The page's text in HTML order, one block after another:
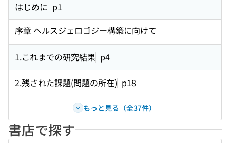
はじめに p1
序章 ヘルスジェロゴジー構築に向けて
1.これまでの研究結果 p4
2.残された課題(問題の所在) p18
もっと見る（全37件）
書店で探す